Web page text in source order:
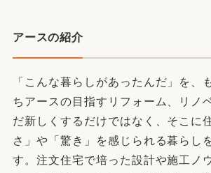
アースの紹介
「こんな暮らしがあったんだ」を、
ちアースの目指すリフォーム、リノ
だ新しくするだけではなく、そこに
さ」や「驚き」を感じられる暮らし
す。注文住宅で培った設計や施工ノ